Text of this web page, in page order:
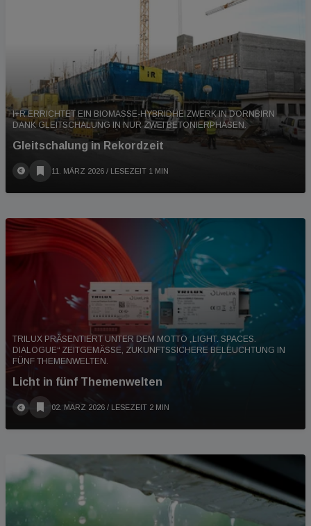
I+R ERRICHTET EIN BIOMASSE-HYBRIDHEIZWERK IN DORNBIRN
DANK GLEITSCHALUNG IN NUR ZWEI BETONIERPHASEN.
Gleitschalung in Rekordzeit
11. MÄRZ 2026 / LESEZEIT 1 MIN
TRILUX PRÄSENTIERT UNTER DEM MOTTO „LIGHT. SPACES.
DIALOGUE“ ZEITGEMÄSSE, ZUKUNFTSSICHERE BELEUCHTUNG IN F
ÜNF THEMENWELTEN.
Licht in fünf Themenwelten
02. MÄRZ 2026 / LESEZEIT 2 MIN